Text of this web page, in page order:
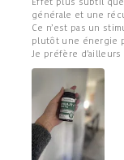
Effet plus subtil
générale et une
Ce n’est pas un
plutôt une énergie
Je préfère